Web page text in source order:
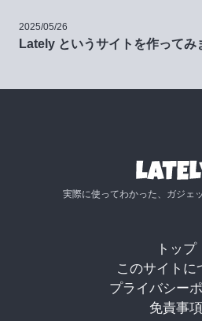
2025/05/26
Lately というサイトを作ってみ
実際に使ってわかった、ガジェ
トップ
このサイトに
プライバシー
免責事項